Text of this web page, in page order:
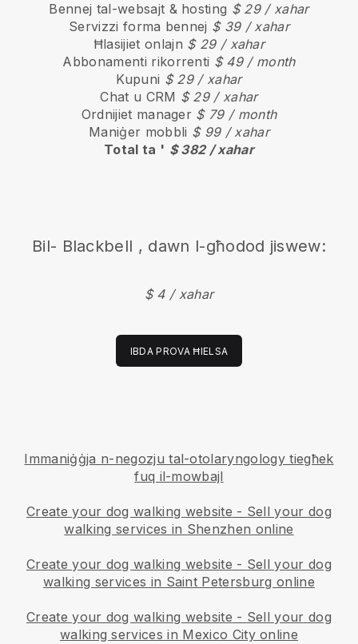
Bennej tal-websajt & hosting $ 29 / xahar
Servizzi forma bennej $ 39 / xahar
Ħlasijiet onlajn $ 29 / xahar
Abbonamenti rikorrenti $ 49 / month
Kupuni $ 29 / xahar
Chat u CRM $ 29 / xahar
Ordnijiet manager $ 79 / month
Maniġer mobbli $ 99 / xahar
Total ta ' $ 382 / xahar
Bil- Blackbell , dawn l-għodod jiswew:
$ 4 / xahar
IBDA PROVA ĦIELSA
Immaniġġja n-negozju tal-otolaryngology tiegħek
fuq il-mowbajl
Create your dog walking website - Sell your dog
walking services in Shenzhen online
Create your dog walking website - Sell your dog
walking services in Saint Petersburg online
Create your dog walking website - Sell your dog
walking services in Mexico City online